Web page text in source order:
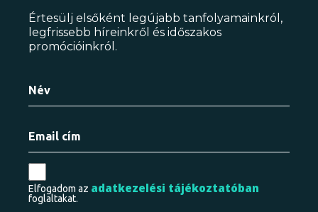
Értesülj elsőként legújabb tanfolyamainkról,
legfrissebb híreinkről és időszakos
promócióinkról.
Elfogadom az adatkezelési tájékoztatóban
foglaltakat.